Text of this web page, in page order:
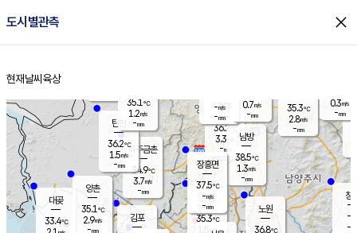
도시별관측 close
홈
현재날씨 육상
양주
36.2℃
3.3
-mm
파주금촌
34.9℃
3.7m/s
-mm
35.3℃
2.8m/s
-mm
대곶
33.4℃
창
-
-m/
탄현
36.2℃
1.5m/s
-mm
0.3m/s
-mm
김포
양촌
35.1℃
2.9m/s
-mm
은평
35.3℃
1.5 m/s
노원
36.8℃
남방
38.5℃
1.3m/s
-mm
장흥면
37.5℃
-m/s
-mm
-m/s
-mm
35.1℃
1.2m/s
-mm
0.7m/s
-mm